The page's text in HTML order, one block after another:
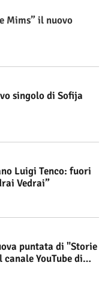
Mims” il nuovo
singolo di Sofija
Luigi Tenco: fuori
Vedrai”
puntata di "Storie
YouTube di